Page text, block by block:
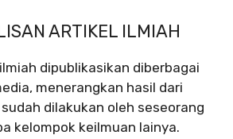
ARTIKEL ILMIAH
dipublikasikan diberbagai
menerangkan hasil dari
dilakukan oleh seseorang
kelompok keilmuan lainya.